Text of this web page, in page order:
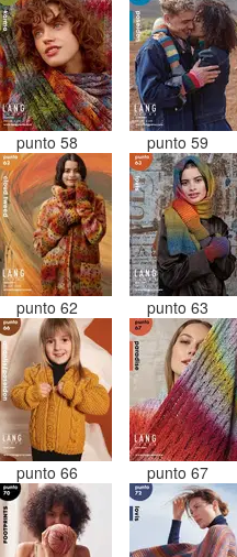
punto 58 punto 59
punto 62 punto 63
punto 66 punto 67